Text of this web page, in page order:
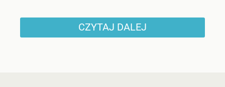
CZYTAJ DALEJ